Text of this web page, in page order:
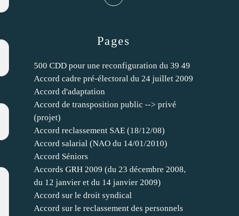
Pages
500 CDD pour une reconfiguration du 39 49
Accord cadre pré-électoral du 24 juillet 2009
Accord d'adaptation
Accord de transposition public --> privé
(projet)
Accord reclassement SAE (18/12/08)
Accord salarial (NAO du 14/01/2010)
Accord Séniors
Accords GRH 2009 (du 23 décembre 2008,
du 12 janvier et du 14 janvier 2009)
Accord sur le droit syndical
Accord sur le reclassement des personnels